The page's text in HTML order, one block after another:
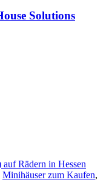
Minihäuser zum Kaufen,